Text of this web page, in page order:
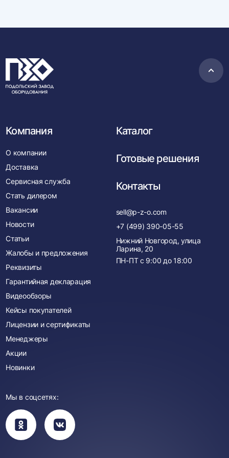
в
Компания
О компании
Доставка
Сервисная служба
Стать дилером
Вакансии
Новости
Статьи
Жалобы и предложения
Реквизиты
Гарантийная декларация
Видеообзоры
Кейсы покупателей
Лицензии и сертификаты
Менеджеры
Акции
Новинки
Каталог
Готовые решения
Контакты
sell@p-z-o.com
+7 (499) 390-05-55
Нижний Новгород, улица
Ларина, 20
ПН-ПТ с 9:00 до 18:00
Мы в соцсетях:
Вы
перейдете
в
группу
Вы
перейдете
в
группу